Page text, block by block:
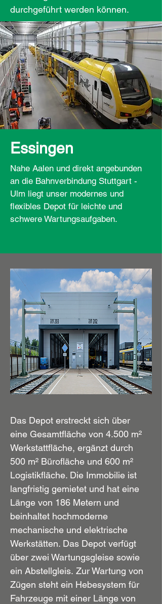
durchgeführt werden können.
Essingen
Nahe Aalen und direkt angebunden
an die Bahnverbindung Stuttgart -
Ulm liegt unser modernes und
flexibles Depot für leichte und
schwere Wartungsaufgaben.
Das Depot erstreckt sich über
eine Gesamtfläche von 4.500 m²
Werkstattfläche, ergänzt durch
500 m² Bürofläche und 600 m²
Logistikfläche. Die Immobilie ist
langfristig gemietet und hat eine
Länge von 186 Metern und
beinhaltet hochmoderne
mechanische und elektrische
Werkstätten. Das Depot verfügt
über zwei Wartungsgleise sowie
ein Abstellgleis. Zur Wartung von
Zügen steht ein Hebesystem für
Fahrzeuge mit einer Länge von